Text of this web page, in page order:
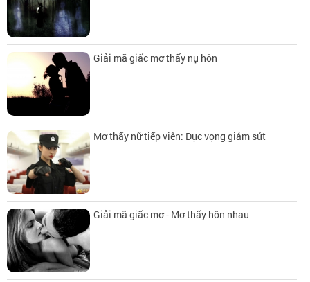
Giải mã giấc mơ thấy nụ hôn
Mơ thấy nữ tiếp viên: Dục vọng giảm sút
Giải mã giấc mơ - Mơ thấy hôn nhau